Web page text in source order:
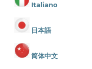
Italiano
日本語
简体中文